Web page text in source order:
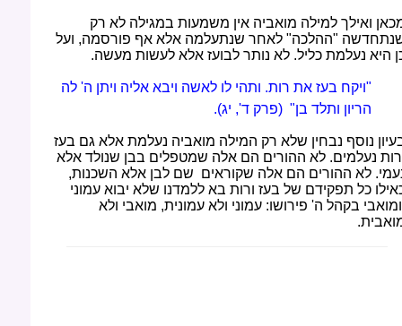
ואילך למילה מואביה אין משמעות במגילה לא רק
"ההלכה" לאחר שנתעלמה אלא אף פורסמה, ועל
היא נעלמת כליל. לא נותר לבועז אלא לעשות מעשה.
"ויקח בעז את רות. ותהי לו לאשה ויבא אליה ויתן ה' לה
הריון ותלד בן" (פרק ד', יג).
נוסף נבחין שלא רק המילה מואביה נעלמת אלא גם בעז
נעלמים. לא ההורים הם אלה שמטפלים בבן שנולד אלא
לא ההורים הם אלה שקוראים שם לבן אלא השכנות,
כל תפקידם של בעז ורות בא ללמדנו שלא יבוא עמוני
בקהל ה' פירושו: עמוני ולא עמונית, מואבי ולא